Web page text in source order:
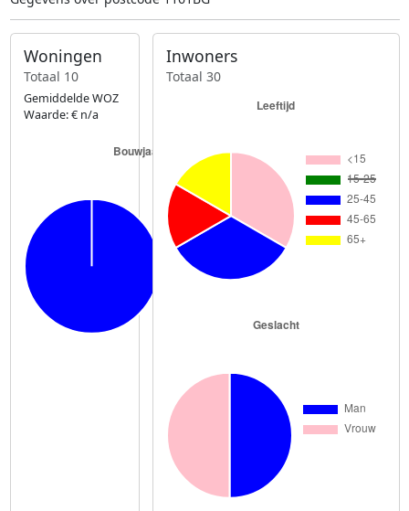
Woningen
Totaal 10
Gemiddelde WOZ
Waarde: € n/a
Inwoners
Totaal 30